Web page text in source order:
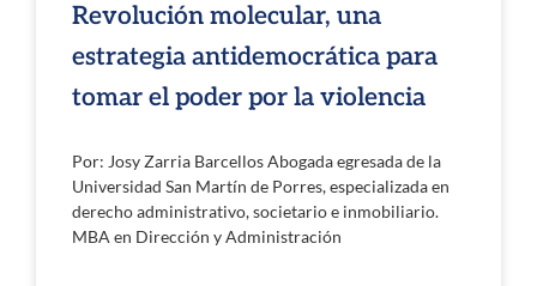
Revolución molecular, una
estrategia antidemocrática para
tomar el poder por la violencia
Por: Josy Zarria Barcellos Abogada egresada de la
Universidad San Martín de Porres, especializada en
derecho administrativo, societario e inmobiliario.
MBA en Dirección y Administración